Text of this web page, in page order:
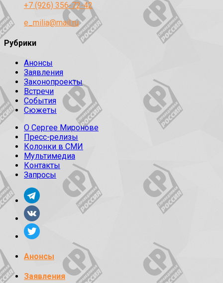
+7 (926) 356-72-42
e_milia@mail.ru
Рубрики
Анонсы
Заявления
Законопроекты
Встречи
События
Сюжеты
О Сергее Миронове
Пресс-релизы
Колонки в СМИ
Мультимедиа
Контакты
Запросы
Анонсы
Заявления